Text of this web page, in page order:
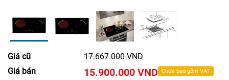
Giá cũ
17.667.000 VND
Giá bán
15.900.000 VND Chưa bao gồm VAT